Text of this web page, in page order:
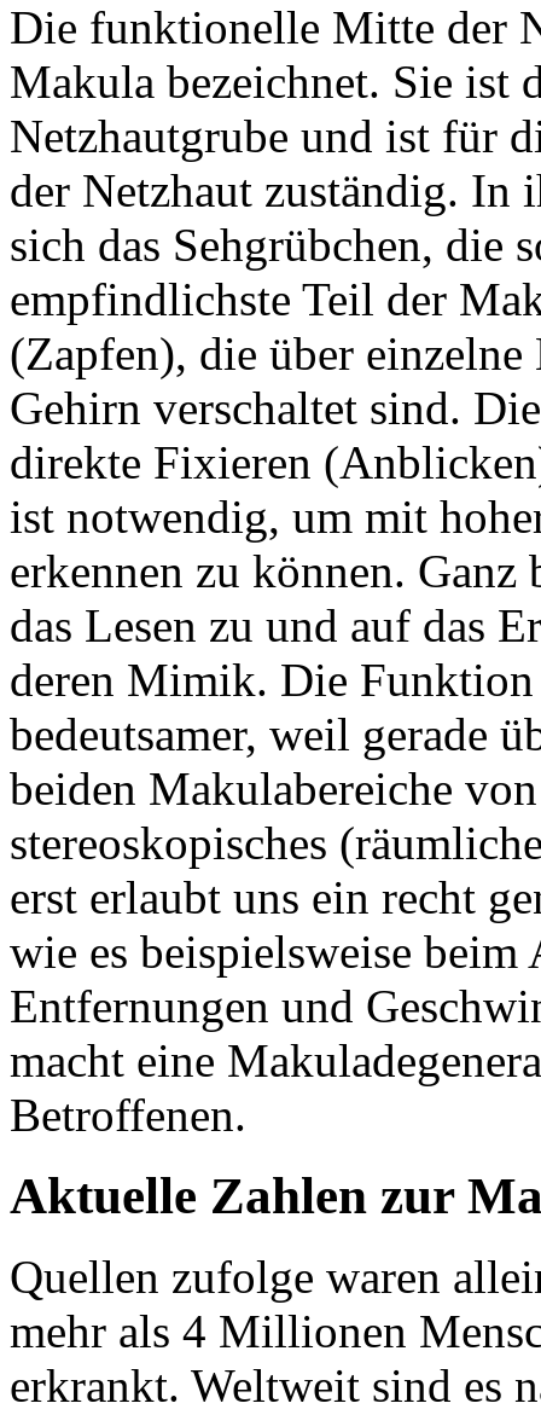
Die funktionelle Mitte der
Makula bezeichnet. Sie ist
Netzhautgrube und ist für
der Netzhaut zuständig.
sich das Sehgrübchen, die
empfindlichste Teil der
(Zapfen), die über
Gehirn verschaltet sind.
direkte Fixieren
ist notwendig, um mit
erkennen zu können.
das Lesen zu und auf das
deren Mimik. Die
bedeutsamer, weil gerade
beiden Makulabereiche
stereoskopisches
erst erlaubt uns ein recht
wie es beispielsweise
Entfernungen und
macht eine
Betroffenen.
Aktuelle Zahlen zur
Quellen zufolge waren
mehr als 4 Millionen
erkrankt. Weltweit sind es